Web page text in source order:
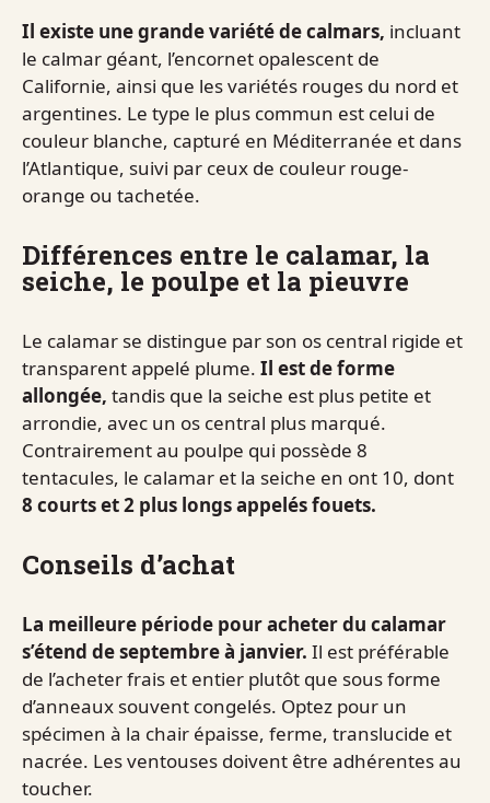
Il existe une grande variété de calmars, incluant
le calmar géant, l’encornet opalescent de
Californie, ainsi que les variétés rouges du nord et
argentines. Le type le plus commun est celui de
couleur blanche, capturé en Méditerranée et dans
l’Atlantique, suivi par ceux de couleur rouge-
orange ou tachetée.
Différences entre le calamar, la
seiche, le poulpe et la pieuvre
Le calamar se distingue par son os central rigide et
transparent appelé plume. Il est de forme
allongée, tandis que la seiche est plus petite et
arrondie, avec un os central plus marqué.
Contrairement au poulpe qui possède 8
tentacules, le calamar et la seiche en ont 10, dont
8 courts et 2 plus longs appelés fouets.
Conseils d’achat
La meilleure période pour acheter du calamar
s’étend de septembre à janvier. Il est préférable
de l’acheter frais et entier plutôt que sous forme
d’anneaux souvent congelés. Optez pour un
spécimen à la chair épaisse, ferme, translucide et
nacrée. Les ventouses doivent être adhérentes au
toucher.